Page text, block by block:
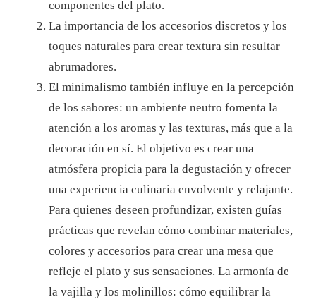
componentes del plato.
La importancia de los accesorios discretos y los
toques naturales para crear textura sin resultar
abrumadores.
El minimalismo también influye en la percepción
de los sabores: un ambiente neutro fomenta la
atención a los aromas y las texturas, más que a la
decoración en sí. El objetivo es crear una
atmósfera propicia para la degustación y ofrecer
una experiencia culinaria envolvente y relajante.
Para quienes deseen profundizar, existen guías
prácticas que revelan cómo combinar materiales,
colores y accesorios para crear una mesa que
refleje el plato y sus sensaciones. La armonía de
la vajilla y los molinillos: cómo equilibrar la